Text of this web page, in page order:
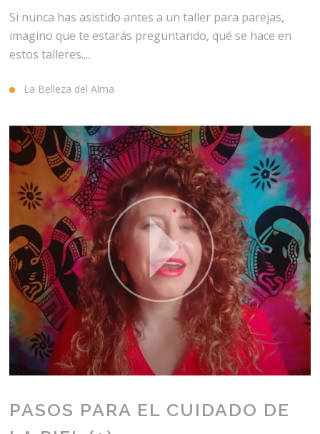
Si nunca has asistido antes a un taller para parejas,
imagino que te estarás preguntando, qué se hace en
estos talleres....
La Belleza del Alma
PASOS PARA EL CUIDADO DE